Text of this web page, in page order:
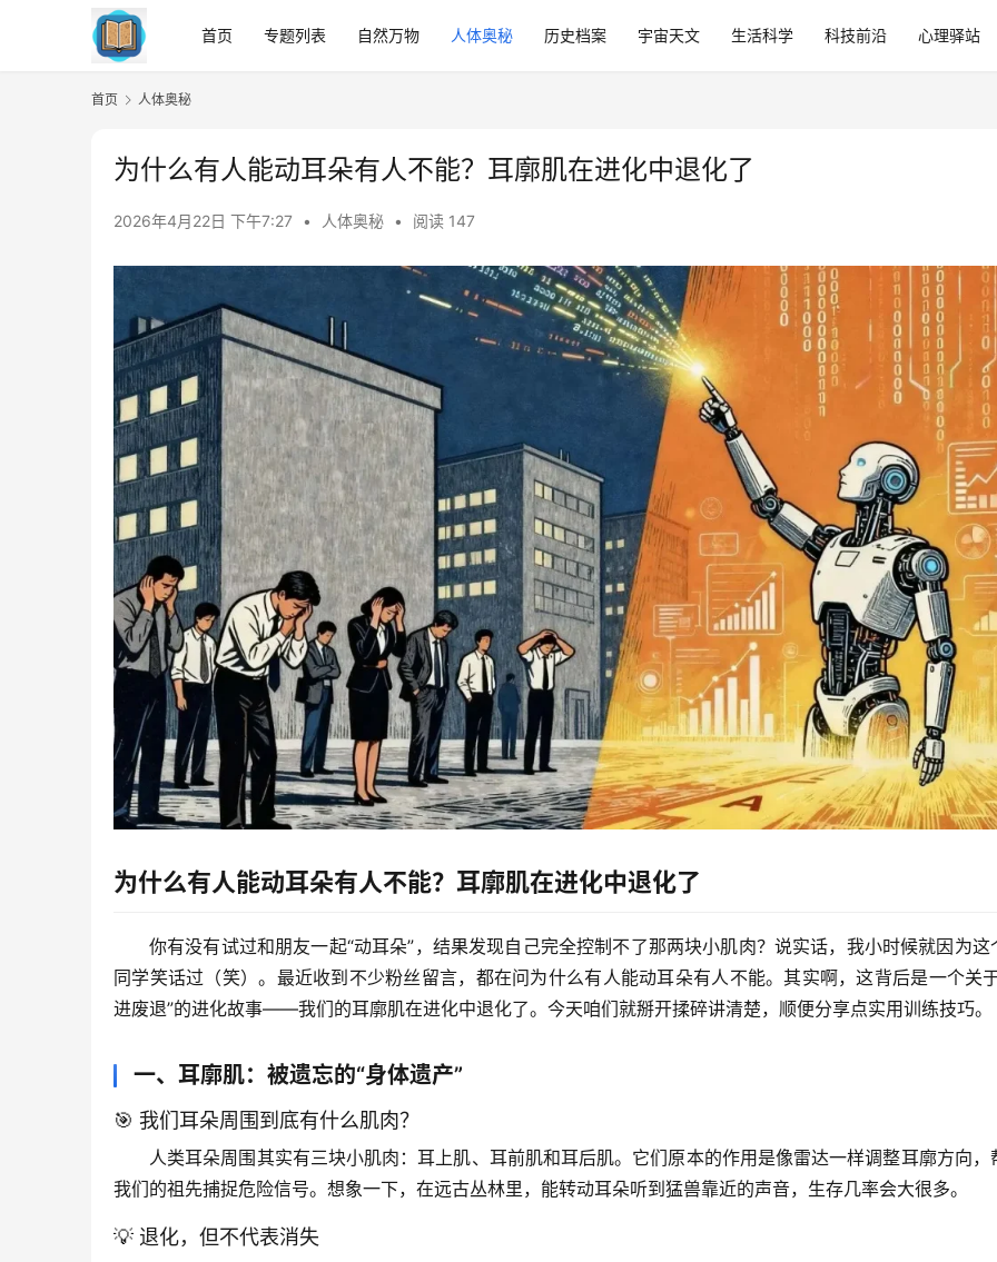
首页 专题列表 自然万物 人体奥秘 历史档案 宇宙天文 生活科学 科技前沿 心理驿站
首页 人体奥秘
为什么有人能动耳朵有人不能？耳廓肌在进化中退化了
2026年4月22日 下午7:27 • 人体奥秘 • 阅读 147
为什么有人能动耳朵有人不能？耳廓肌在进化中退化了
你有没有试过和朋友一起“动耳朵”，结果发现自己完全控制不了那两块小肌肉？说实话，我小时候就因为这
同学笑话过（笑）。最近收到不少粉丝留言，都在问为什么有人能动耳朵有人不能。其实啊，这背后是一个关
进废退”的进化故事——我们的耳廓肌在进化中退化了。今天咱们就掰开揉碎讲清楚，顺便分享点实用训练技巧。
一、耳廓肌：被遗忘的“身体遗产”
🎯 我们耳朵周围到底有什么肌肉？
人类耳朵周围其实有三块小肌肉：耳上肌、耳前肌和耳后肌。它们原本的作用是像雷达一样调整耳廓方向，
我们的祖先捕捉危险信号。想象一下，在远古丛林里，能转动耳朵听到猛兽靠近的声音，生存几率会大很多。
💡 退化，但不代表消失